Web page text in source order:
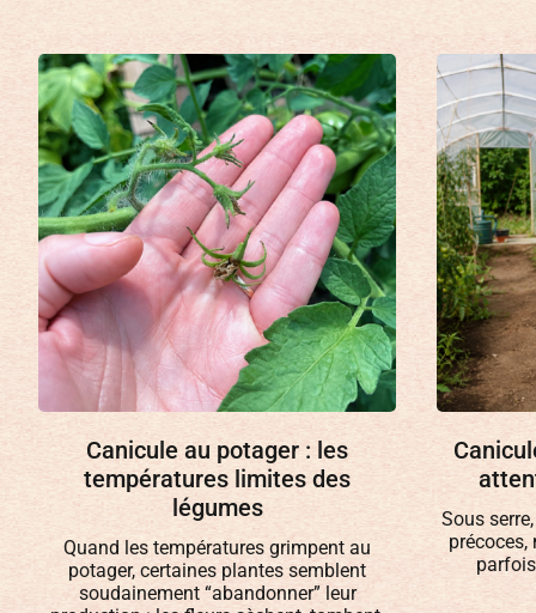
Canicule au potager : les
températures limites des
légumes
Quand les températures grimpent au
potager, certaines plantes semblent
soudainement “abandonner” leur
Sous
précoces,